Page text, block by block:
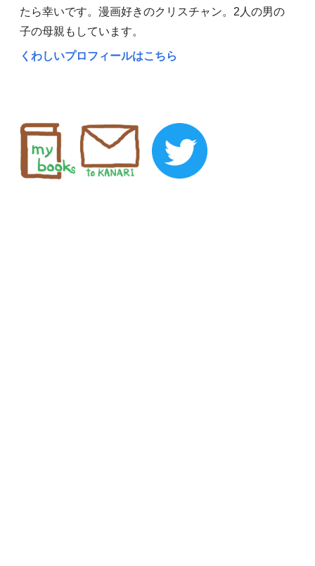
たら幸いです。漫画好きのクリスチャン。2人の男の
子の母親もしています。
くわしいプロフィールはこちら